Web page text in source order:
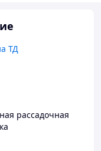
ТД
рассадочная